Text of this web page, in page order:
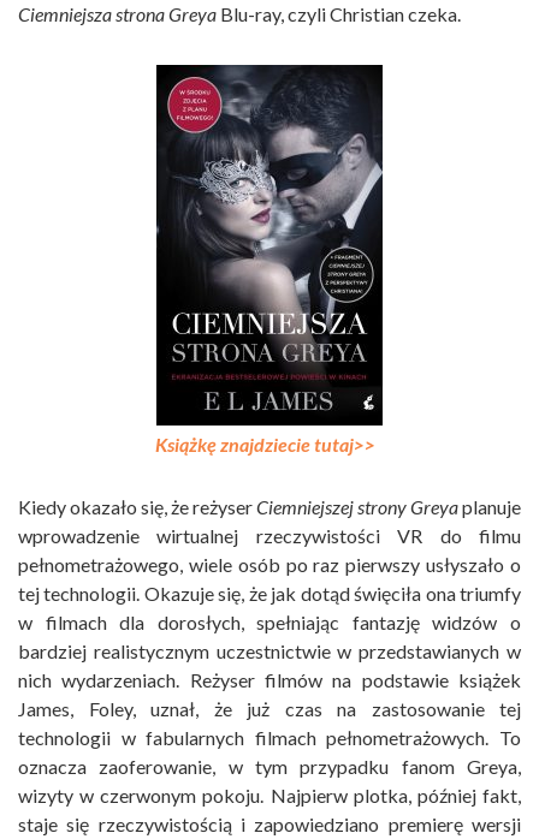
Ciemniejsza strona Greya Blu-ray, czyli Christian czeka.
Książkę znajdziecie tutaj>>
Kiedy okazało się, że reżyserCiemniejszej strony Greyaplanuje
wprowadzenie wirtualnej rzeczywistości VR do filmu
pełnometrażowego, wiele osób po raz pierwszy usłyszało o
tej technologii. Okazuje się, że jak dotąd święciła ona triumfy
w filmach dla dorosłych, spełniając fantazję widzów o
bardziej realistycznym uczestnictwie w przedstawianych w
nich wydarzeniach. Reżyser filmów na podstawie książek
James, Foley, uznał, że już czas na zastosowanie tej
technologii w fabularnych filmach pełnometrażowych. To
oznacza zaoferowanie, w tym przypadku fanom Greya,
wizyty w czerwonym pokoju. Najpierw plotka, później fakt,
staje się rzeczywistością i zapowiedziano premierę wersji